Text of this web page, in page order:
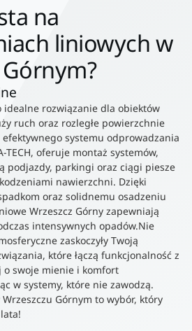
na
liniowych w
rozwiązanie dla obiektów
ruch oraz rozległe powierzchnie
systemu odprowadzania
TECH, oferuje montaż systemów,
podjazdy, parkingi oraz ciągi piesze
nawierzchni. Dzięki
oraz solidnemu osadzeniu
Wrzeszcz Górny zapewniają
intensywnych opadów.Nie
zaskoczyły Twoją
które łączą funkcjonalność z
o swoje mienie i komfort
w systemy, które nie zawodzą.
Górnym to wybór, który